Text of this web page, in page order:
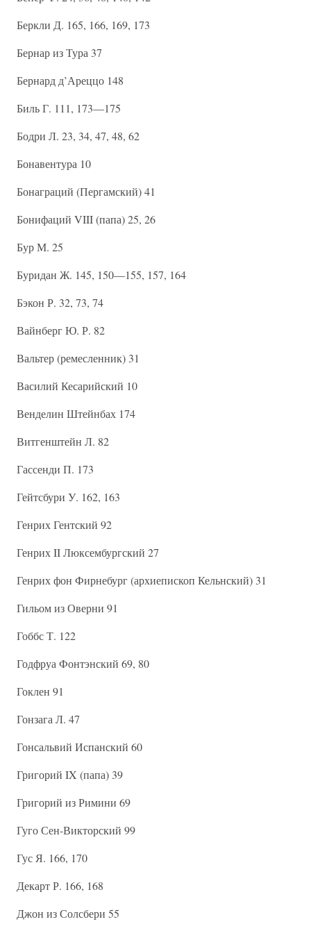
Беркли Д. 165, 166, 169, 173
Бернар из Тура 37
Бернард д’Ареццо 148
Биль Г. 111, 173—175
Бодри Л. 23, 34, 47, 48, 62
Бонавентура 10
Бонаграций (Пергамский) 41
Бонифаций VIII (папа) 25, 26
Бур М. 25
Буридан Ж. 145, 150—155, 157, 164
Бэкон Р. 32, 73, 74
Вайнберг Ю. Р. 82
Вальтер (ремесленник) 31
Василий Кесарийский 10
Венделин Штейнбах 174
Витгенштейн Л. 82
Гассенди П. 173
Гейтсбури У. 162, 163
Генрих Гентский 92
Генрих II Люксембургский 27
Генрих фон Фирнебург (архиепископ Кельнский) 31
Гильом из Оверни 91
Гоббс Т. 122
Годфруа Фонтэнский 69, 80
Гоклен 91
Гонзага Л. 47
Гонсальвий Испанский 60
Григорий IX (папа) 39
Григорий из Римини 69
Гуго Сен-Викторский 99
Гус Я. 166, 170
Декарт Р. 166, 168
Джон из Солсбери 55